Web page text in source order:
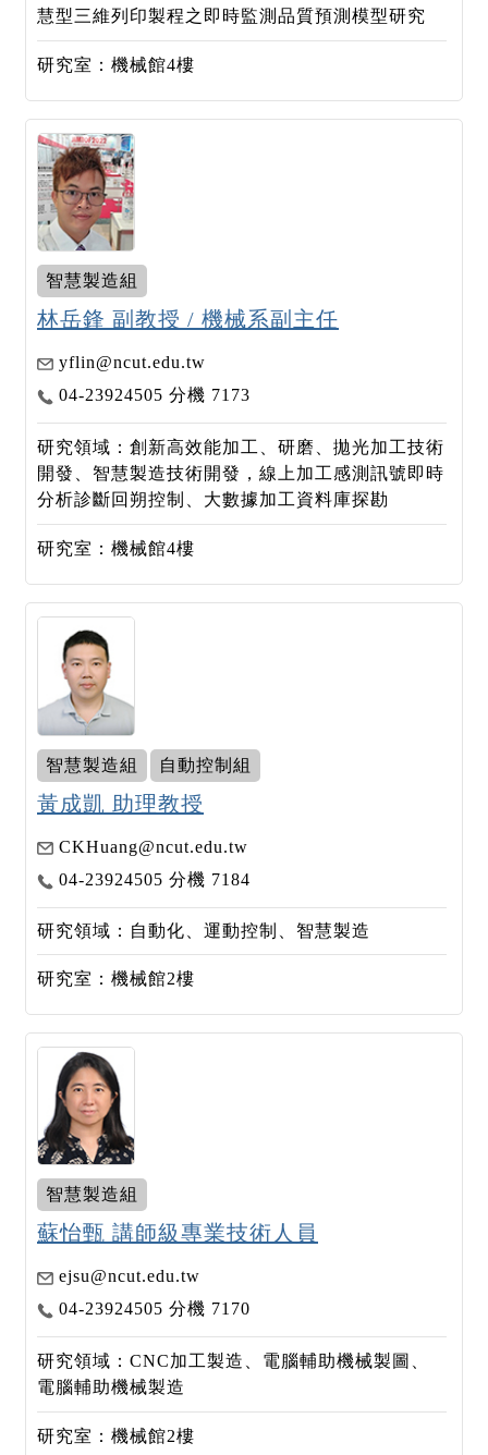
慧型三維列印製程之即時監測品質預測模型研究
研究室：機械館4樓
智慧製造組
林岳鋒 副教授 / 機械系副主任
yflin@ncut.edu.tw
04-23924505 分機 7173
研究領域：創新高效能加工、研磨、拋光加工技術
開發、智慧製造技術開發，線上加工感測訊號即時
分析診斷回朔控制、大數據加工資料庫探勘
研究室：機械館4樓
智慧製造組 自動控制組
黃成凱 助理教授
CKHuang@ncut.edu.tw
04-23924505 分機 7184
研究領域：自動化、運動控制、智慧製造
研究室：機械館2樓
智慧製造組
蘇怡甄 講師級專業技術人員
ejsu@ncut.edu.tw
04-23924505 分機 7170
研究領域：CNC加工製造、電腦輔助機械製圖、
電腦輔助機械製造
研究室：機械館2樓